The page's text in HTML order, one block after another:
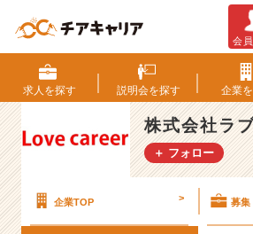
式
会
社
ラ
ブ
キ
ャ
会
求人を探す 説明会を探す 企業を
株式会社ラ
＋ フォロー
企業TOP > 募集